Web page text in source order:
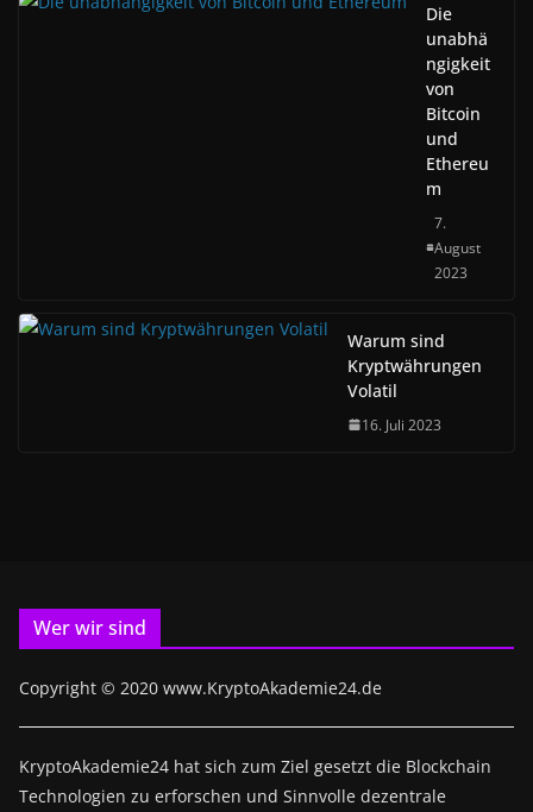
Die
unabhä
ngigkeit
von
Bitcoin
und
Ethereu
m
7.
August
2023
Warum sind
Kryptwährungen
Volatil
16. Juli 2023
Wer wir sind
Copyright © 2020 www.KryptoAkademie24.de
KryptoAkademie24 hat sich zum Ziel gesetzt die Blockchain
Technologien zu erforschen und Sinnvolle dezentrale